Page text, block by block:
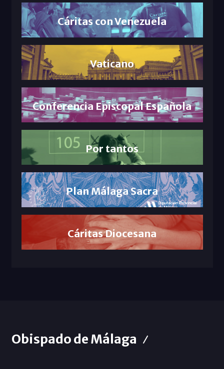
Cáritas con Venezuela
Vaticano
Conferencia Episcopal Española
Por tantos
Plan Málaga Sacra
Cáritas Diocesana
Obispado de Málaga